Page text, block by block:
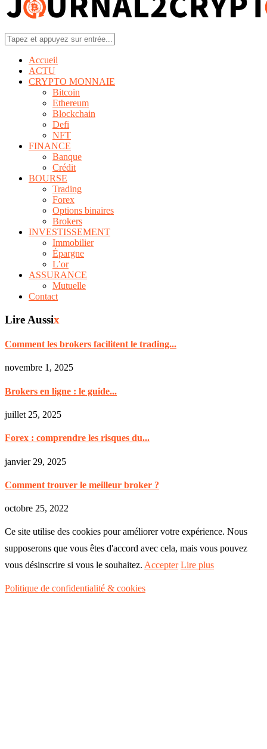
Accueil
ACTU
CRYPTO MONNAIE
Bitcoin
Ethereum
Blockchain
Defi
NFT
FINANCE
Banque
Crédit
BOURSE
Trading
Forex
Options binaires
Brokers
INVESTISSEMENT
Immobilier
Épargne
L’or
ASSURANCE
Mutuelle
Contact
Lire Aussix
Comment les brokers facilitent le trading...
novembre 1, 2025
Brokers en ligne : le guide...
juillet 25, 2025
Forex : comprendre les risques du...
janvier 29, 2025
Comment trouver le meilleur broker ?
octobre 25, 2022
Ce site utilise des cookies pour améliorer votre expérience. Nous
supposerons que vous êtes d'accord avec cela, mais vous pouvez
vous désinscrire si vous le souhaitez. Accepter Lire plus
Politique de confidentialité & cookies